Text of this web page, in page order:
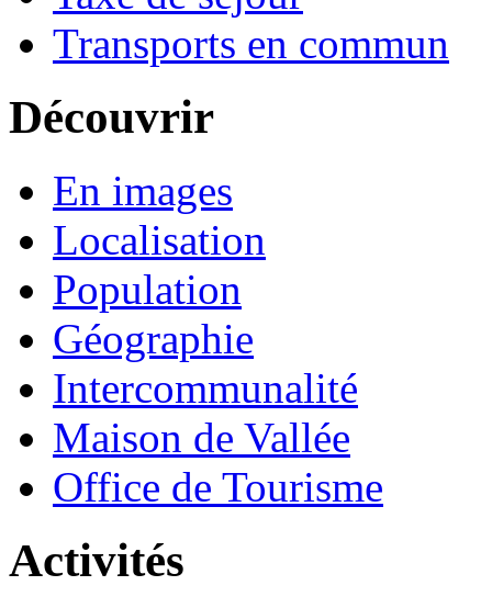
Transports en commun
Découvrir
En images
Localisation
Population
Géographie
Intercommunalité
Maison de Vallée
Office de Tourisme
Activités